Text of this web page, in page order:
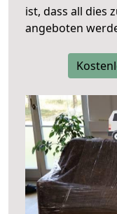
ist, dass all dies
angeboten